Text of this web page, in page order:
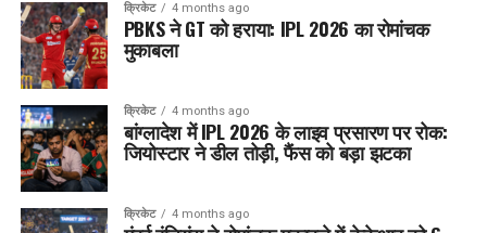
क्रिकेट 4 months ago
PBKS ने GT को हराया: IPL 2026 का रोमांचक
मुकाबला
क्रिकेट 4 months ago
बांग्लादेश में IPL 2026 के लाइव प्रसारण पर रोक:
जियोस्टार ने डील तोड़ी, फैंस को बड़ा झटका
क्रिकेट 4 months ago